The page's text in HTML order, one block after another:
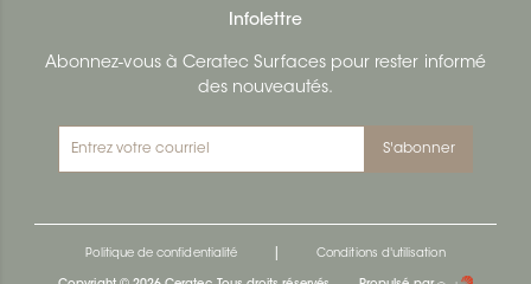
Infolettre
Abonnez-vous à Ceratec Surfaces pour rester informé
des nouveautés.
S'abonner
Politique de confidentialité Conditions d'utilisation